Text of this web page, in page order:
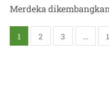
Merdeka
Posts
pagination
1 2 3 …